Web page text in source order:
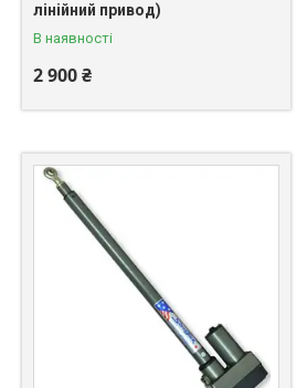
лінійний привод)
В наявності
2 900 ₴